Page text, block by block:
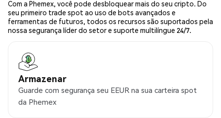
Com a Phemex, você pode desbloquear mais do seu cripto. Do
seu primeiro trade spot ao uso de bots avançados e
ferramentas de futuros, todos os recursos são suportados pela
nossa segurança líder do setor e suporte multilíngue 24/7.
Armazenar
Guarde com segurança seu EEUR na sua carteira spot
da Phemex